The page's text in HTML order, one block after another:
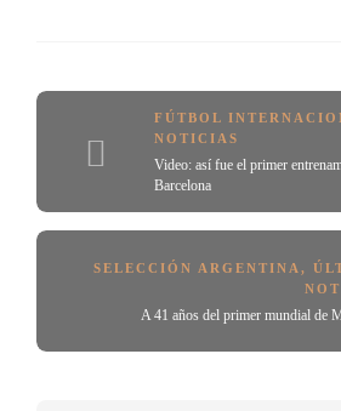
FÚTBOL
NOTICIAS
Video: así fue el primer
Barcelona
SELECCIÓN ARGENTINA ,
A 41 años del primer mundial de